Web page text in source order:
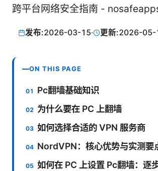
跨平台网络安全指南 -
发布:2026-03-15· 更新:2026-05-
ON THIS PAGE
Pc翻墙基础知识
为什么要在 PC 上翻墙
如何选择合适的 VPN 服务商
NordVPN：核心优势与实测要
如何在 PC 上设置 Pc翻墙：逐